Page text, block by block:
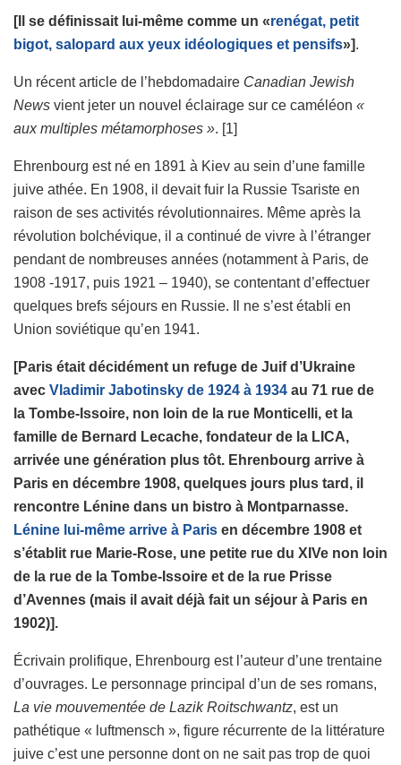
[Il se définissait lui-même comme un «renégat, petit
bigot, salopard aux yeux idéologiques et pensifs»].
Un récent article de l’hebdomadaire Canadian Jewish
News vient jeter un nouvel éclairage sur ce caméléon «
aux multiples métamorphoses ». [1]
Ehrenbourg est né en 1891 à Kiev au sein d’une famille
juive athée. En 1908, il devait fuir la Russie Tsariste en
raison de ses activités révolutionnaires. Même après la
révolution bolchévique, il a continué de vivre à l’étranger
pendant de nombreuses années (notamment à Paris, de
1908 -1917, puis 1921 – 1940), se contentant d’effectuer
quelques brefs séjours en Russie. Il ne s’est établi en
Union soviétique qu’en 1941.
[Paris était décidément un refuge de Juif d’Ukraine
avec Vladimir Jabotinsky de 1924 à 1934 au 71 rue de
la Tombe-Issoire, non loin de la rue Monticelli, et la
famille de Bernard Lecache, fondateur de la LICA,
arrivée une génération plus tôt. Ehrenbourg arrive à
Paris en décembre 1908, quelques jours plus tard, il
rencontre Lénine dans un bistro à Montparnasse.
Lénine lui-même arrive à Paris en décembre 1908 et
s’établit rue Marie-Rose, une petite rue du XIVe non loin
de la rue de la Tombe-Issoire et de la rue Prisse
d’Avennes (mais il avait déjà fait un séjour à Paris en
1902)].
Écrivain prolifique, Ehrenbourg est l’auteur d’une trentaine
d’ouvrages. Le personnage principal d’un de ses romans,
La vie mouvementée de Lazik Roitschwantz, est un
pathétique « luftmensch », figure récurrente de la littérature
juive c’est une personne dont on ne sait pas trop de quoi